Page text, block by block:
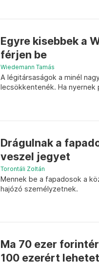
Egyre kisebbek a
férjen be
Wiedemann Tamás
A légitársaságok a minél
lecsökkentenék. Ha
Drágulnak a
veszel jegyet
Torontáli Zoltán
Mennek be a fapadosok a
hajózó személyzetnek.
Ma 70 ezer
100 ezerért